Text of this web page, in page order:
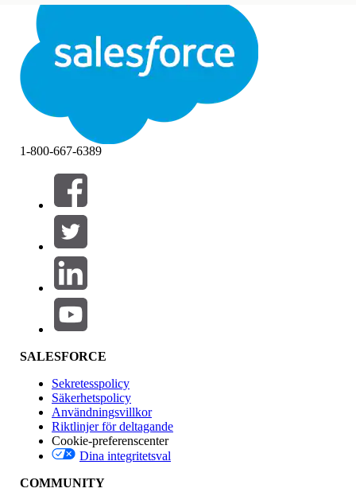
StängStäng
Filtrera efter (0)
VÄLJ FILTER
Produktområde
Funktionspåverkan
Version
1-800-667-6389
SALESFORCE
Sekretesspolicy
Säkerhetspolicy
Användningsvillkor
Riktlinjer för deltagande
Cookie-preferenscenter
Dina integritetsval
COMMUNITY